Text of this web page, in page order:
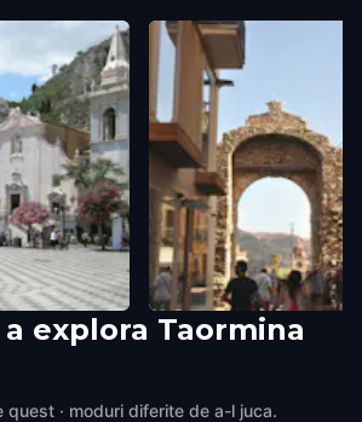
Porta Messina
explora Taormina
quest · moduri diferite de a-l juca.